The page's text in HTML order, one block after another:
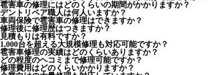
雹害車の修理にはどのくらいの期間がかかりますか？
デントリペア職人は何人いますか？
車両保険で雹害車の修理はできますか？
修理後に修理歴はつきますか？
見積もりは有料ですか？
1,000台を超える大規模修理も対応可能ですか？
雹害車修理の実績はどのくらいありますか？
どの程度のヘコミまで修理可能ですか？
修理費用はどのくらいかかりますか？